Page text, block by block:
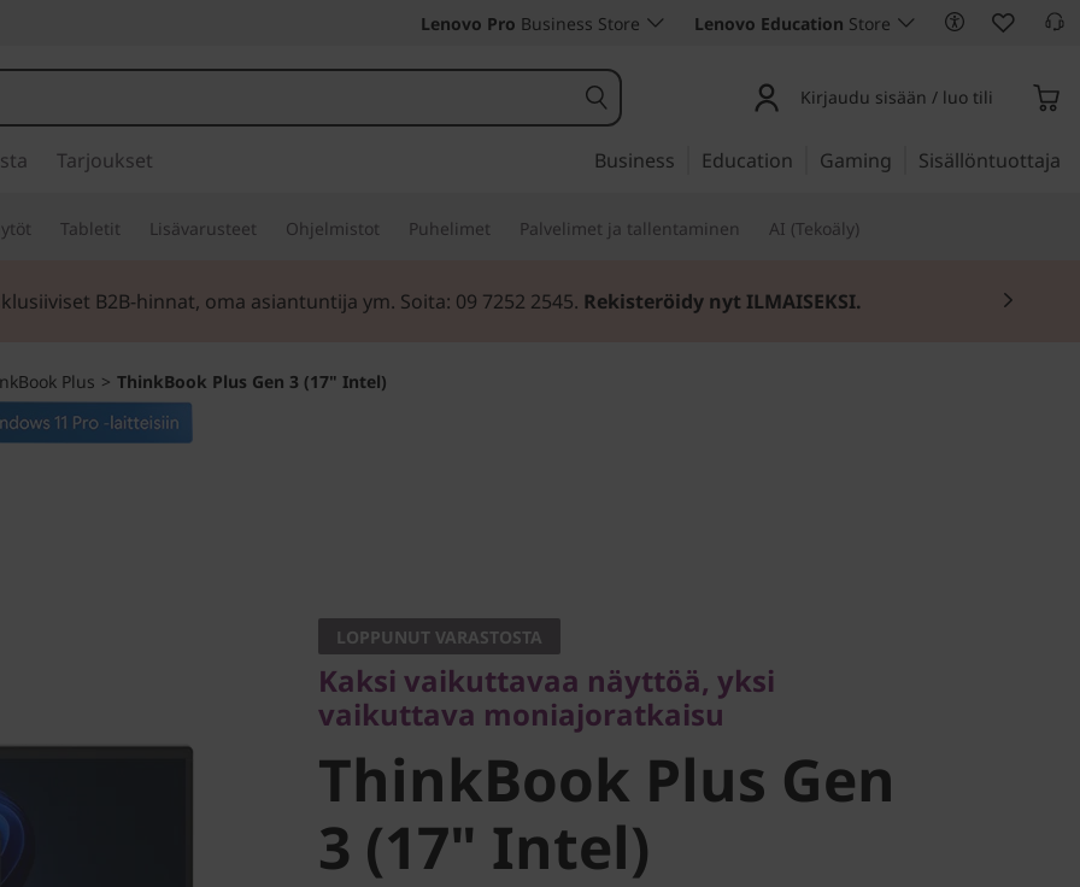
Lenovo Pro Business Store Lenovo Education Store
Kirjaudu sisään / luo tili
Tarjoukset Business Education Gaming Sisällöntuottaja
Tabletit Lisävarusteet Ohjelmistot Puhelimet Palvelimet ja tallentaminen AI (Tekoäly)
B2B-hinnat, oma asiantuntija ym. Soita: 09 7252 2545. Rekisteröidy nyt ILMAISEKSI.
Plus > ThinkBook Plus Gen 3 (17" Intel)
vaikuttava moniajoratkaisu
ThinkBook Plus Gen
3 (17" Intel)
LOPPUNUT VARASTOSTA
Kaksi vaikuttavaa näyttöä, yksi
vaikuttava moniajoratkaisu
ThinkBook Plus Gen
3 (17" Intel)